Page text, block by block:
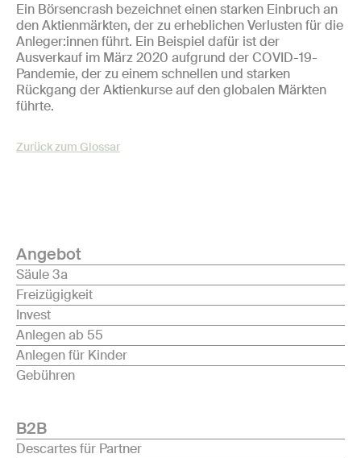
Ein Börsencrash bezeichnet einen starken Einbruch an
den Aktienmärkten, der zu erheblichen Verlusten für die
Anleger:innen führt. Ein Beispiel dafür ist der
Ausverkauf im März 2020 aufgrund der COVID-19-
Pandemie, der zu einem schnellen und starken
Rückgang der Aktienkurse auf den globalen Märkten
führte.
Zurück zum Glossar
Angebot
Säule 3a
Freizügigkeit
Invest
Anlegen ab 55
Anlegen für Kinder
Gebühren
B2B
Descartes für Partner